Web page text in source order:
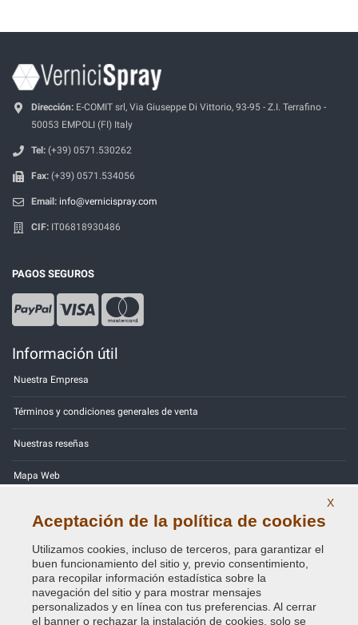
Dirección: E-COMIT srl, Via Giuseppe Di Vittorio, 93-95 - Z.I. Terrafino -
50053 EMPOLI (FI) Italy
Tel: (+39) 0571.530262
Fax: (+39) 0571.534056
Email: info@vernicispray.com
CIF: IT06818930486
PAGOS SEGUROS
Información útil
Nuestra Empresa
Términos y condiciones generales de venta
Nuestras reseñas
Mapa Web
Política de Privacidad - RGPD
X
Aceptación de la política de cookies
Utilizamos cookies, incluso de terceros, para garantizar el
buen funcionamiento del sitio y, previo consentimiento,
para recopilar información estadística sobre la
navegación del sitio y para mostrar mensajes
personalizados y en línea con tus preferencias. Al cerrar
el banner o rechazar la instalación de cookies, solo se